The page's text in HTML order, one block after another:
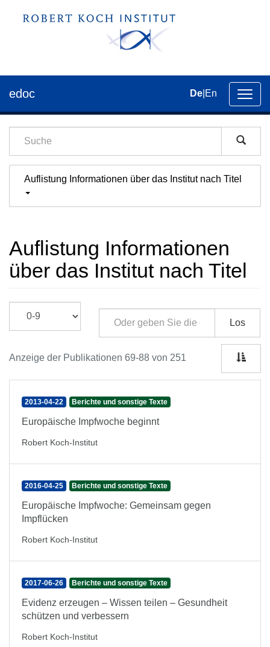
der
edoc De En
Auflistung Informationen über das Institut nach Titel
Auflistung Informationen
über das Institut nach Titel
Los
Anzeige der Publikationen 69-88 von 251
2013-04-22 Berichte und sonstige Texte
Europäische Impfwoche beginnt
Robert Koch-Institut
2016-04-25 Berichte und sonstige Texte
Europäische Impfwoche: Gemeinsam gegen
Impflücken
Robert Koch-Institut
2017-06-26 Berichte und sonstige Texte
Evidenz erzeugen – Wissen teilen – Gesundheit
schützen und verbessern
Robert Koch-Institut